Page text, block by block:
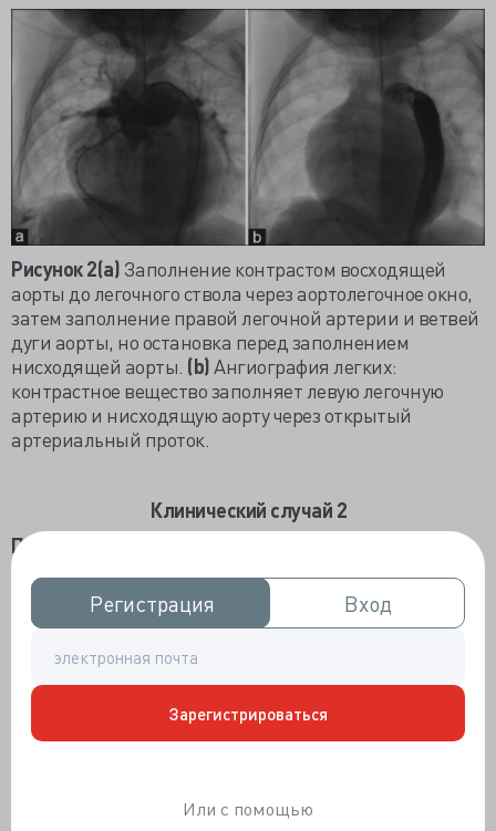
Регистрация
Регистрация Вход
Вход
Зарегистрироваться
Или с помощью
Рисунок 2(а) Заполнение контрастом восходящей
аорты до легочного ствола через аортолегочное окно,
затем заполнение правой легочной артерии и ветвей
дуги аорты, но остановка перед заполнением
нисходящей аорты. (b)Ангиография легких:
контрастное вещество заполняет левую легочную
артерию и нисходящую аорту через открытый
артериальный проток.
Клинический случай 2
Пациент 2:
Анамнез заболевания:цианотичность кожи,
трудности с кормлением, беспокойство,
рецидивирующие инфекции дыхательных путей.
Цианоз верхних и нижних конечностей.
Рентгенография органов грудной клетки:
повышенная васкуляризация легких.
Эхокардиография (рис. 3),проведенная из
обнаружено обширное эхо-сообщение между
восходящей аортой и легочным стволом,